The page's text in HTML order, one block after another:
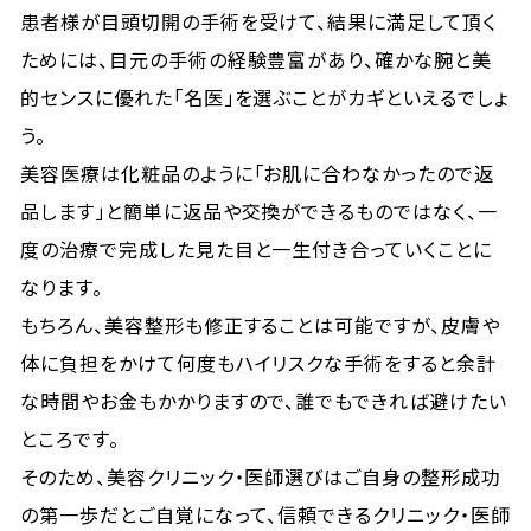
患者様が目頭切開の手術を受けて、結果に満足して頂く
ためには、目元の手術の経験豊富があり、確かな腕と美
的センスに優れた「名医」を選ぶことがカギといえるでしょ
う。
美容医療は化粧品のように「お肌に合わなかったので返
品します」と簡単に返品や交換ができるものではなく、一
度の治療で完成した見た目と一生付き合っていくことに
なります。
もちろん、美容整形も修正することは可能ですが、皮膚や
体に負担をかけて何度もハイリスクな手術をすると余計
な時間やお金もかかりますので、誰でもできれば避けたい
ところです。
そのため、美容クリニック・医師選びはご自身の整形成功
の第一歩だとご自覚になって、信頼できるクリニック・医師